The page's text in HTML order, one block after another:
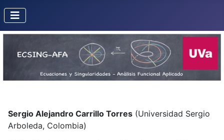
Sergio Alejandro Carrillo Torres (Universidad Sergio
Arboleda, Colombia)